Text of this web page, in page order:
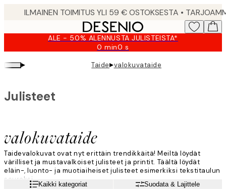
ALE - 50% ALENNUSTA JULISTEISTA*
0 min0 s
Voimassa
asti:
2026-
▸ Taide▸valokuvataide
valokuvataide
Julisteet
Taidevalokuvat ovat nyt erittäin trendikkäitä! Meiltä löydät
värilliset ja mustavalkoiset julisteet ja printit. Täältä löydät
eläin-, luonto- ja muotiaiheiset julisteet esimerkiksi tekstitaulun
seuraksi.
Lue lisää Kaikki kategoriat Suodata & Lajittele